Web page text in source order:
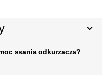
ssania odkurzacza?